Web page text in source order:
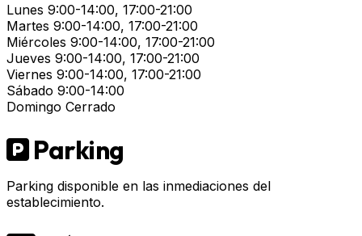
Lunes 9:00-14:00, 17:00-21:00
Martes 9:00-14:00, 17:00-21:00
Miércoles 9:00-14:00, 17:00-21:00
Jueves 9:00-14:00, 17:00-21:00
Viernes 9:00-14:00, 17:00-21:00
Sábado 9:00-14:00
Domingo Cerrado
Parking
Parking disponible en las inmediaciones del
establecimiento.